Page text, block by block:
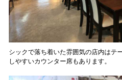
シックで落ち着いた雰囲気の店内はテ
しやすいカウンター席もあります。